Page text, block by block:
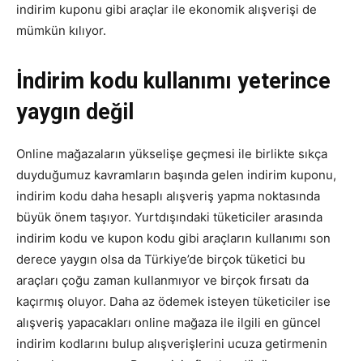
indirim kuponu gibi araçlar ile ekonomik alışverişi de
mümkün kılıyor.
İndirim kodu kullanımı yeterince
yaygın değil
Online mağazaların yükselişe geçmesi ile birlikte sıkça
duyduğumuz kavramların başında gelen indirim kuponu,
indirim kodu daha hesaplı alışveriş yapma noktasında
büyük önem taşıyor. Yurtdışındaki tüketiciler arasında
indirim kodu ve kupon kodu gibi araçların kullanımı son
derece yaygın olsa da Türkiye’de birçok tüketici bu
araçları çoğu zaman kullanmıyor ve birçok fırsatı da
kaçırmış oluyor. Daha az ödemek isteyen tüketiciler ise
alışveriş yapacakları online mağaza ile ilgili en güncel
indirim kodlarını bulup alışverişlerini ucuza getirmenin